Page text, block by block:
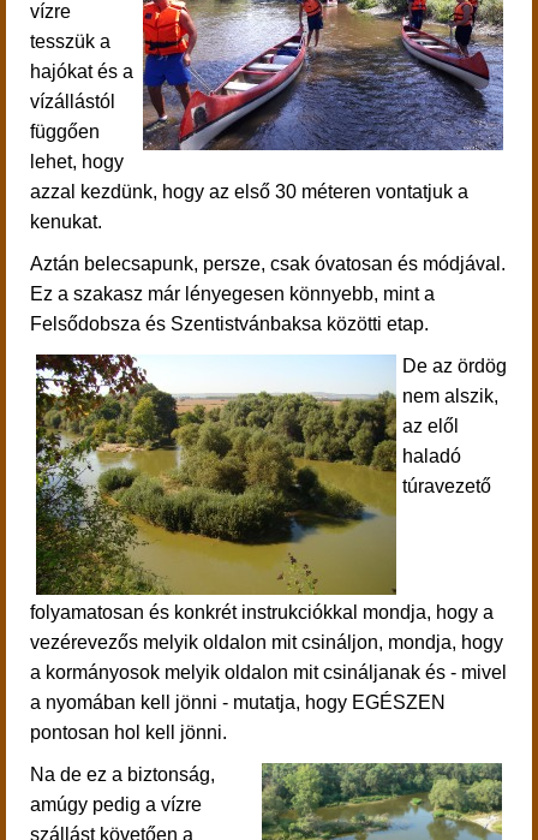
vízre
tesszük a
hajókat és a
vízállástól
függően
lehet, hogy
azzal kezdünk, hogy az első 30 méteren vontatjuk a
kenukat.
Aztán belecsapunk, persze, csak óvatosan és módjával.
Ez a szakasz már lényegesen könnyebb, mint a
Felsődobsza és Szentistvánbaksa közötti etap.
De az ördög
nem alszik,
az elől
haladó
túravezető
folyamatosan és konkrét instrukciókkal mondja, hogy a
vezérevezős melyik oldalon mit csináljon, mondja, hogy
a kormányosok melyik oldalon mit csináljanak és - mivel
a nyomában kell jönni - mutatja, hogy EGÉSZEN
pontosan hol kell jönni.
Na de ez a biztonság,
amúgy pedig a vízre
szállást követően a